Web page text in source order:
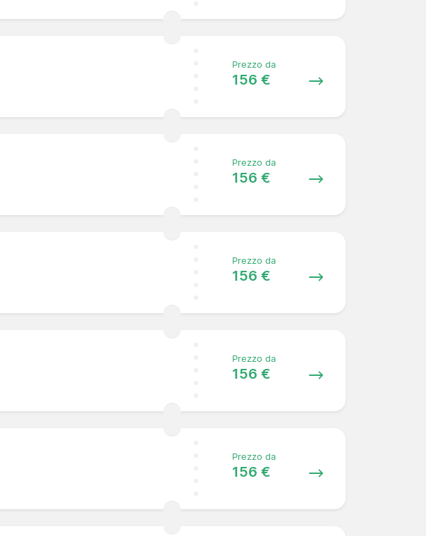
Prezzo da
156 €
Prezzo da
156 €
Prezzo da
156 €
Prezzo da
156 €
Prezzo da
156 €